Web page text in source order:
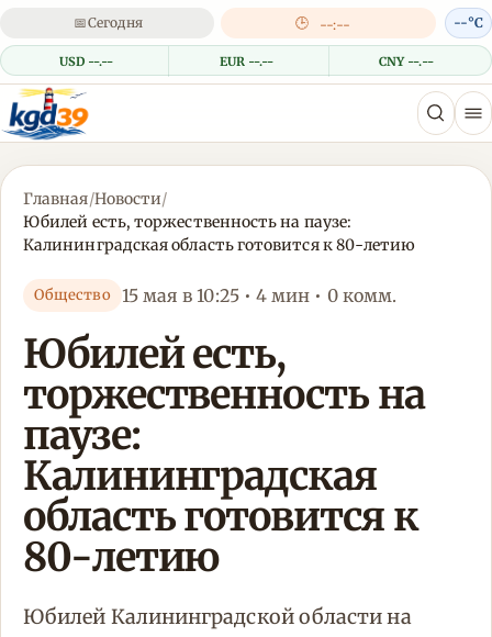
📅Сегодня 🕒 --:--
USD --.-- EUR --.-- CNY --.--
--°C
Главная/Новости/
Юбилей есть, торжественность на паузе:
Калининградская область готовится к 80-летию
Общество 15 мая в 10:25 • 4 мин • 0 комм.
Юбилей есть,
торжественность на
паузе:
Калининградская
область готовится к
80-летию
Юбилей Калининградской области на